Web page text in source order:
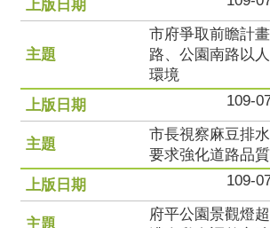
市府爭取前瞻計
路、公園南路以
環境
109-
市長視察麻豆排
要求強化道路品
109-
府平公園景觀燈